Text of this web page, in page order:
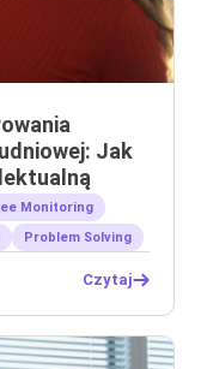
Jak
Monitoring
Problem Solving
Czytaj